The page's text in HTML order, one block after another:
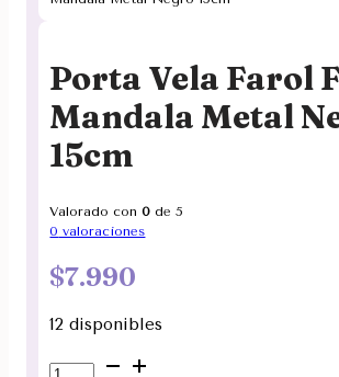
Porta Vela Farol
Mandala Metal
15cm
Valorado con0 de 5
0 valoraciones
$7.990
12 disponibles
Porta